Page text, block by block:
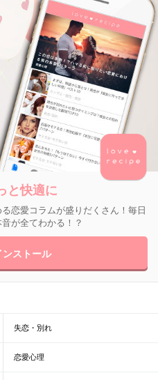
と快適に
恋愛コラムが盛りだくさん！毎日
が全てわかる！？
ンストール
失恋・別れ
恋愛心理